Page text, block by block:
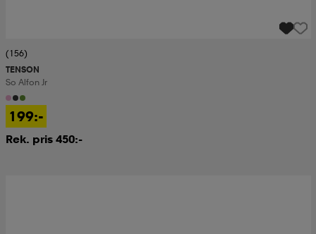
(156)
TENSON
So Alfon Jr
199:-
Rek. pris 450:-